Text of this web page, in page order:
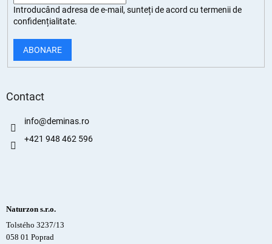
Introducând adresa de e-mail, sunteți deacord cu termenii de
confidențialitate.
ABONARE
Contact
info@deminas.ro
+421 948 462 596
Naturzon s.r.o.
Tolstého 3237/13
058 01 Poprad